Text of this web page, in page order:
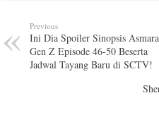
Previous
Ini Dia Spoiler Sinopsis Asmara
Gen Z Episode 46-50 Beserta
Jadwal Tayang Baru di SCTV!